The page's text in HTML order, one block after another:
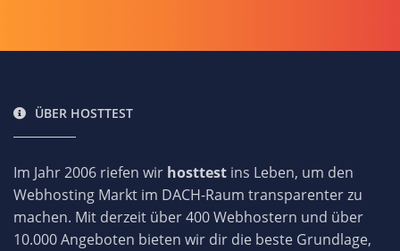
ÜBER HOSTTEST
Im Jahr 2006 riefen wir hosttest ins Leben, um den
Webhosting Markt im DACH-Raum transparenter zu
machen. Mit derzeit über 400 Webhostern und über
10.000 Angeboten bieten wir dir die beste Grundlage,